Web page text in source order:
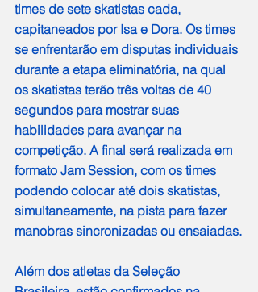
times de sete skatistas cada,
capitaneados por Isa e Dora. Os times
se enfrentarão em disputas individuais
durante a etapa eliminatória, na qual
os skatistas terão três voltas de 40
segundos para mostrar suas
habilidades para avançar na
competição. A final será realizada em
formato Jam Session, com os times
podendo colocar até dois skatistas,
simultaneamente, na pista para fazer
manobras sincronizadas ou ensaiadas.
Além dos atletas da Seleção